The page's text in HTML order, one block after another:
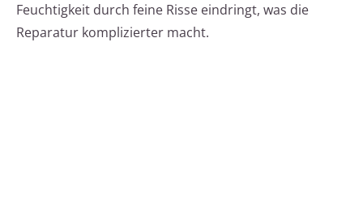
Feuchtigkeit durch feine Risse eindringt, was die
Reparatur komplizierter macht.